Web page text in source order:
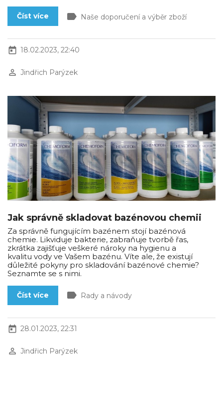
Číst více label Naše doporučení a výběr zboží
today 18.02.2023, 22:40
perm_identity Jindřich Parýzek
Jak správně skladovat bazénovou chemii
Za správně fungujícím bazénem stojí bazénová
chemie. Likviduje bakterie, zabraňuje tvorbě řas,
zkrátka zajišťuje veškeré nároky na hygienu a
kvalitu vody ve Vašem bazénu. Víte ale, že existují
důležité pokyny pro skladování bazénové chemie?
Seznamte se s nimi.
Číst více label Rady a návody
today 28.01.2023, 22:31
perm_identity Jindřich Parýzek